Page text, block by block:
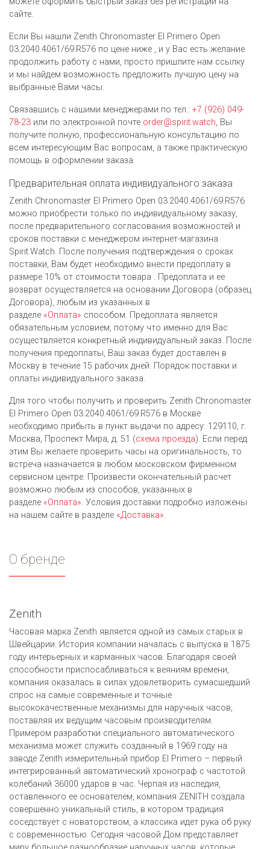
сайте.
Если Вы нашли Zenith Chronomaster El Primero Open
03.2040.4061/69.R576 по цене ниже , и у Вас есть желание
продолжить работу с нами, просто пришлите нам ссылку
и мы найдем возможность предложить лучшую цену на
выбранные Вами часы.
Связавшись с нашими менеджерами по тел.: +7 (926) 049-
78-23 или по электронной почте order@spirit.watch, Вы
получите полную, профессиональную консультацию по
всем интересующим Вас вопросам, а также практическую
помощь в оформлении заказа.
Предварительная оплата индивидуального заказа
Zenith Chronomaster El Primero Open 03.2040.4061/69.R576
можно приобрести только по индивидуальному заказу,
после предварительного согласования возможностей и
сроков поставки с менеджером интернет-магазина
Spirit.Watch. После получения подтверждения о сроках
поставки, Вам будет необходимо внести предоплату в
размере 10% от стоимости товара . Предоплата и ее
возврат осуществляется на основании Договора (образец
Договора), любым из указанных в
разделе «Оплата» способом. Предоплата является
обязательным условием, потому что именно для Вас
осуществляется конкретный индивидуальный заказ. После
получения предоплаты, Ваш заказ будет доставлен в
Москву в течение 15 рабочих дней. Порядок поставки и
оплаты индивидуального заказа.
Для того чтобы получить и проверить Zenith Chronomaster
El Primero Open 03.2040.4061/69.R576 в Москве
необходимо прибыть в пункт выдачи по адресу: 129110, г.
Москва, Проспект Мира, д. 51 (схема проезда). Если перед
этим Вы желаете проверить часы на оригинальность, то
встреча назначается в любом московском фирменном
сервисном центре. Произвести окончательный расчет
возможно любым из cпособов, указанных в
разделе «Оплата». Условия доставки подробно изложены
на нашем сайте в разделе «Доставка».
О бренде
Zenith
Часовая марка Zenith является одной из самых старых в
Швейцарии. История компании началась с выпуска в 1875
году интерьерных и карманных часов. Благодаря своей
способности приспосабливаться к веяниям времени,
компания оказалась в силах удовлетворить сумасшедший
спрос на самые современные и точные
высококачественные механизмы для наручных часов,
поставляя их ведущим часовым производителям.
Примером разработки специального автоматического
механизма может служить созданный в 1969 году на
заводе Zenith измерительный прибор El Primero – первый
интегрированный автоматический хронограф с частотой
колебаний 36000 ударов в час. Черпая из наследия,
оставленного ее основателем, компания ZENITH создала
совершенно уникальный стиль, в котором традиция
соседствует с новаторством, а классика идет рука об руку
с современностью. Сегодня часовой Дом представляет